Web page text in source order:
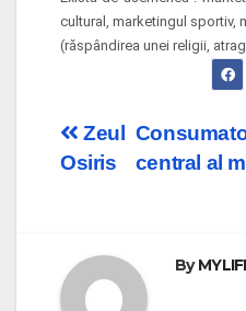
cultural, marketingul sportiv,
(răspândirea unei religii,
Post
central al
Zeul
Osiris
By